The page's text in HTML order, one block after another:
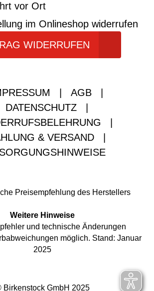
vor Ort
im Onlineshop widerrufen
WIDERRUFEN
AGB
DATENSCHUTZ
& VERSAND
Preisempfehlung des Herstellers
Weitere Hinweise
und technische Änderungen
möglich. Stand: Januar
2025
Birkenstock GmbH 2025